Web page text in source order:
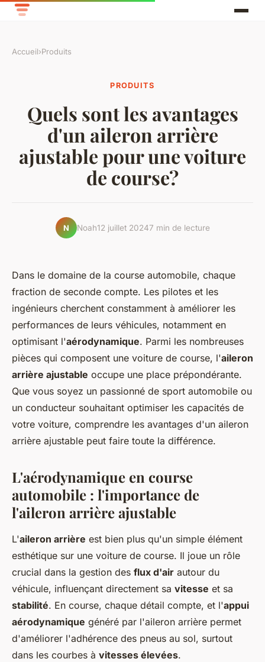
Accueil›Produits
PRODUITS
Quels sont les avantages
d'un aileron arrière
ajustable pour une voiture
de course?
N Noah12 juillet 20247 min de lecture
Dans le domaine de la course automobile, chaque
fraction de seconde compte. Les pilotes et les
ingénieurs cherchent constamment à améliorer les
performances de leurs véhicules, notamment en
optimisant l'aérodynamique. Parmi les nombreuses
pièces qui composent une voiture de course, l'aileron
arrière ajustable occupe une place prépondérante.
Que vous soyez un passionné de sport automobile ou
un conducteur souhaitant optimiser les capacités de
votre voiture, comprendre les avantages d'un aileron
arrière ajustable peut faire toute la différence.
L'aérodynamique en course
automobile : l'importance de
l'aileron arrière ajustable
L'aileron arrière est bien plus qu'un simple élément
esthétique sur une voiture de course. Il joue un rôle
crucial dans la gestion des flux d'air autour du
véhicule, influençant directement sa vitesse et sa
stabilité. En course, chaque détail compte, et l'appui
aérodynamique généré par l'aileron arrière permet
d'améliorer l'adhérence des pneus au sol, surtout
dans les courbes à vitesses élevées.